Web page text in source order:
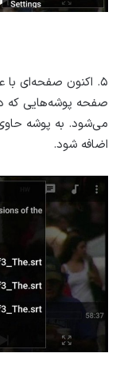
صفحه پوشه‌هایی که
می‌شود. به پوشه حاوی
اضافه شود.